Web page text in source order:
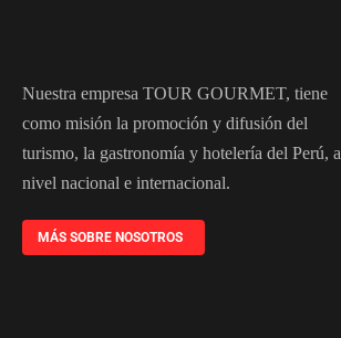
Nuestra empresa TOUR GOURMET, tiene
como misión la promoción y difusión del
turismo, la gastronomía y hotelería del Perú, a
nivel nacional e internacional.
MÁS SOBRE NOSOTROS